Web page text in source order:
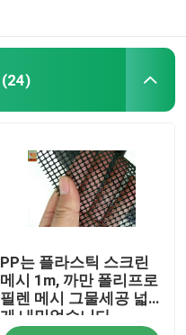
(24)
PP는 플라스틱 스크린
메시 1m, 까만 폴리프로
필렌 메시 그물세공 넓
게 내밀었습니다